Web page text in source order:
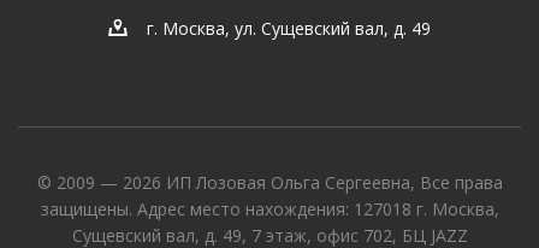
г. Москва, ул. Сущевский вал, д. 49
© 2009 — 2026 ИП Лозовая Ольга Сергеевна, Все права
защищены. Адрес место нахождения: 127018 г. Москва,
Сущевский вал, д. 49, 7 этаж, офис 702, БЦ JAZZ